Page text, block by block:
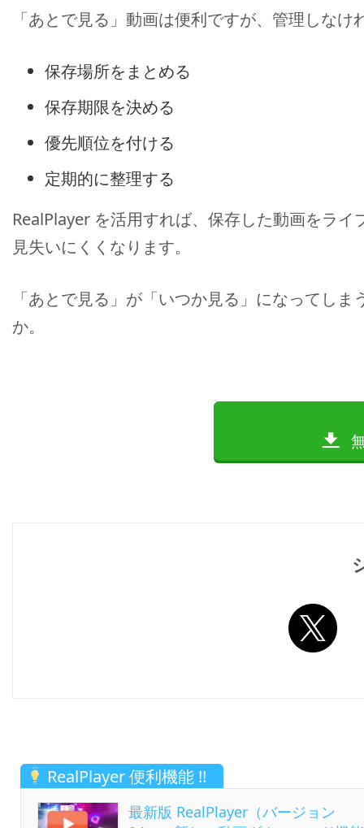
「あとで見る」動画は便利ですが、管理しな
保存場所をまとめる
保存期限を決める
優先順位を付ける
定期的に整理する
RealPlayer を活用すれば、保存した動画をラ
見失いにくくなります。
「あとで見る」が「いつか見る」になってし
か。
RealPlayer 便利機能 !!
最新版 RealPlayer（バージョン